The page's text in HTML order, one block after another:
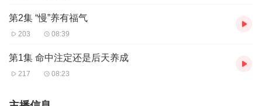
第2集 “慢”养有福气
203 08:39
第1集 命中注定还是后天养成
217 08:23